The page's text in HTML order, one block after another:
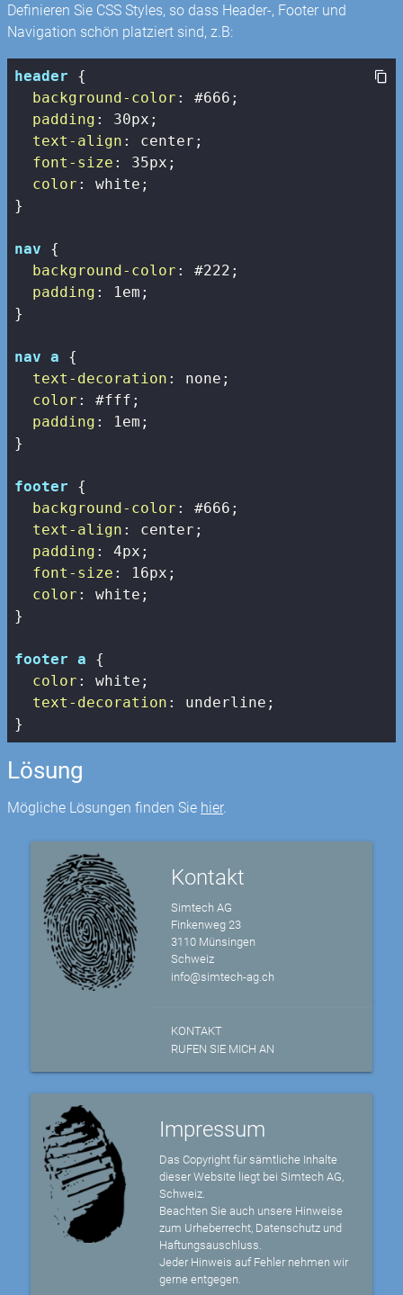
Definieren Sie CSS Styles, so dass Header-, Footer und
Navigation schön platziert sind, z.B:
header {
background-color : #666 ;
padding : 30px ;
text-align : center;
font-size : 35px ;
color : white;
}
nav {
background-color : #222 ;
padding : 1em ;
}
nav a {
text-decoration : none;
color : #fff ;
padding : 1em ;
}
footer {
background-color : #666 ;
text-align : center;
padding : 4px ;
font-size : 16px ;
color : white;
}
footer a {
color : white;
text-decoration : underline;
}
Lösung
Mögliche Lösungen finden Sie hier.
Kontakt
Simtech AG
Finkenweg 23
3110 Münsingen
Schweiz
info@simtech-ag.ch
KONTAKT
RUFEN SIE MICH AN
Impressum
Das Copyright für sämtliche Inhalte
dieser Website liegt bei Simtech AG,
Schweiz.
Beachten Sie auch unsere Hinweise
zum Urheberrecht, Datenschutz und
Haftungsauschluss.
Jeder Hinweis auf Fehler nehmen wir
gerne entgegen.